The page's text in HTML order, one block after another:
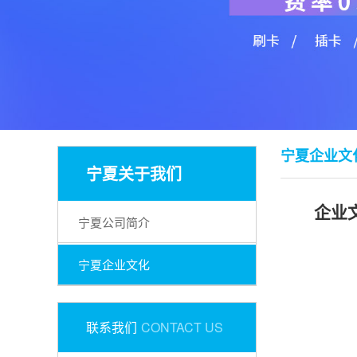
宁夏关于我们
宁夏公司简介
宁夏企业文化
联系我们 CONTACT US
宁夏企业文
企业